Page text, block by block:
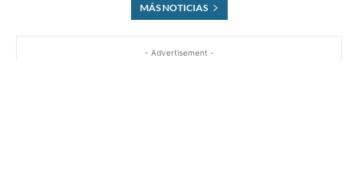
MÁS NOTICIAS
- Advertisement -